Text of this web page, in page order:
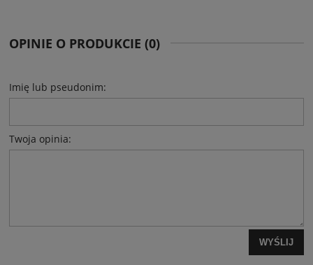
OPINIE O PRODUKCIE (0)
Imię lub pseudonim:
Twoja opinia:
WYŚLIJ